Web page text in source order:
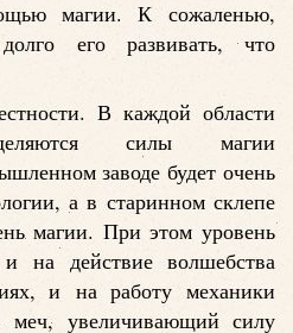
магии. К сожаленью,
его развивать, что
В каждой области
силы магии
заводе будет очень
а в старинном склепе
магии. При этом уровень
на действие волшебства
и на работу механики
меч, увеличивающий силу